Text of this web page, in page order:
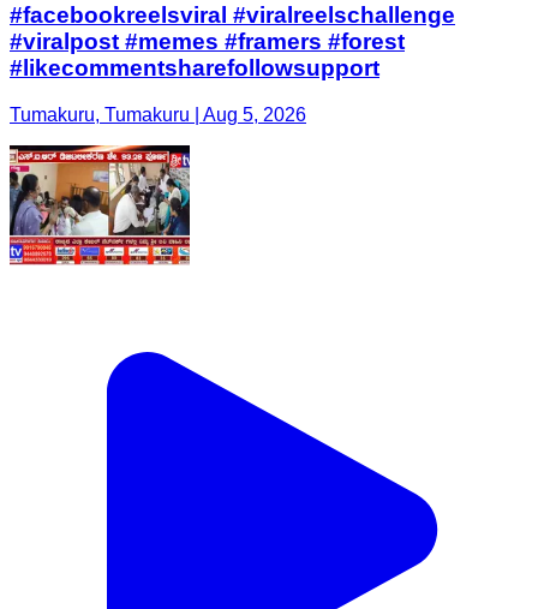
#facebookreelsviral #viralreelschallenge
#viralpost #memes #framers #forest
#likecommentsharefollowsupport
Tumakuru, Tumakuru | Aug 5, 2026